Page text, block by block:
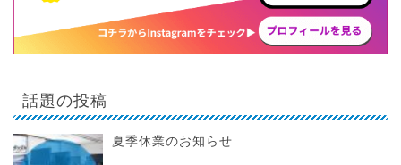
話題の投稿
夏季休業のお知らせ